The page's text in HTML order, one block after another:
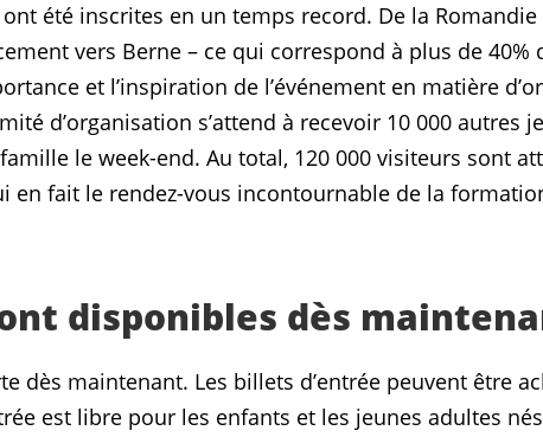
été inscrites en un temps record. De la
vers Berne – ce qui correspond à plus de 40%
et l’inspiration de l’événement en matière
d’organisation s’attend à recevoir 10 000 autres
le week-end. Au total, 120 000 visiteurs sont
en fait le rendez-vous incontournable de la
disponibles dès
dès maintenant. Les billets d’entrée peuvent être
est libre pour les enfants et les jeunes adultes